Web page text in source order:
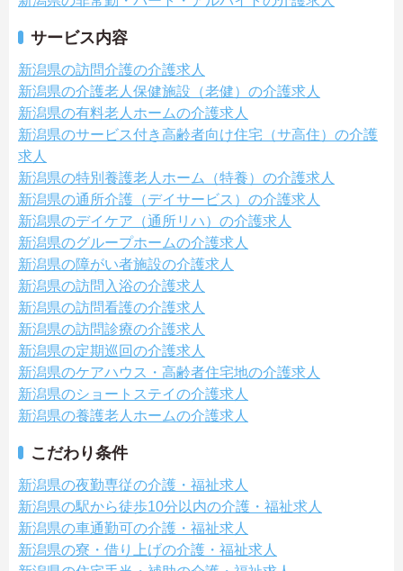
サービス内容
新潟県の訪問介護の介護求人
新潟県の介護老人保健施設（老健）の介護求人
新潟県の有料老人ホームの介護求人
新潟県のサービス付き高齢者向け住宅（サ高住）の介護
求人
新潟県の特別養護老人ホーム（特養）の介護求人
新潟県の通所介護（デイサービス）の介護求人
新潟県のデイケア（通所リハ）の介護求人
新潟県のグループホームの介護求人
新潟県の障がい者施設の介護求人
新潟県の訪問入浴の介護求人
新潟県の訪問看護の介護求人
新潟県の訪問診療の介護求人
新潟県の定期巡回の介護求人
新潟県のケアハウス・高齢者住宅地の介護求人
新潟県のショートステイの介護求人
新潟県の養護老人ホームの介護求人
こだわり条件
新潟県の夜勤専従の介護・福祉求人
新潟県の駅から徒歩10分以内の介護・福祉求人
新潟県の車通勤可の介護・福祉求人
新潟県の寮・借り上げの介護・福祉求人